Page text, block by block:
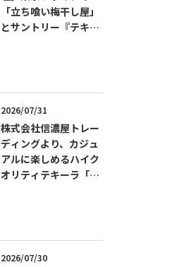
「立ち喰い梅干し屋」
とサントリー『テキー
8月限定メニューに！
2026/07/31
株式会社信濃屋トレー
ディングより、カジュ
アルに楽しめるハイク
オリティテキーラ「ド
2026/07/30